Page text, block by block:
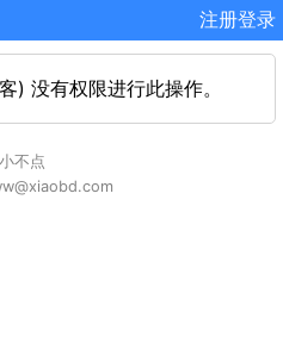
注册登录
) 没有权限进行此操作。
不点